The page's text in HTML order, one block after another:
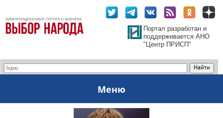
Портал разработан и
поддерживается АНО
"Центр ПРИСП"
Меню